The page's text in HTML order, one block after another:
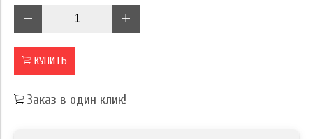
КУПИТЬ
Заказ в один клик!